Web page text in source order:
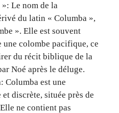
Le nom de la
du latin « Columba »,
». Elle est souvent
une colombe pacifique, ce
du récit biblique de la
Noé après le déluge.
Columba est une
discrète, située près de
ne contient pas